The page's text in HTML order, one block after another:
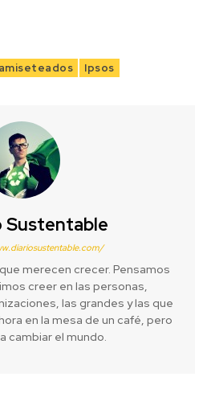
Ipsos
Sustentable
merecen crecer. Pensamos
creer en las personas,
las grandes y las que
en la mesa de un café, pero
cambiar el mundo.